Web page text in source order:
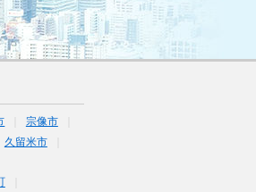
宗像市
久留米市